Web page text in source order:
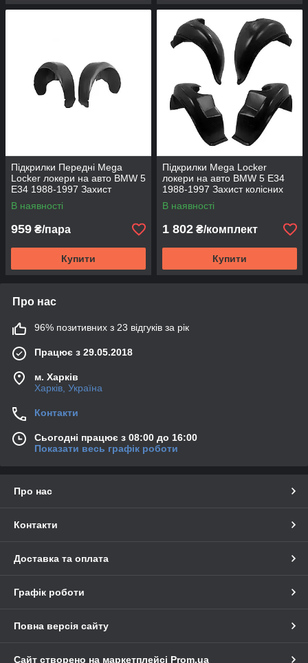
Підкрилки Передні Mega
Locker локери на авто BMW 5
E34 1988-1997 Захист
колісних арок Локери БМВ 5
серії Е34
В наявності
959 ₴/пара
Купити
Підкрилки Mega Locker
локери на авто BMW 5 E34
1988-1997 Захист колісних
арок Локери БМВ 5 серії Е34
В наявності
1 802 ₴/комплект
Купити
Про нас
96% позитивних з 23 відгуків за рік
Працює з 29.05.2018
м. Харків
Харків, Україна
Контакти
Сьогодні працює з 08:00 до 16:00
Показати весь графік роботи
Про нас
Контакти
Доставка та оплата
Графік роботи
Повна версія сайту
Сайт створено на маркетплейсі Prom.ua